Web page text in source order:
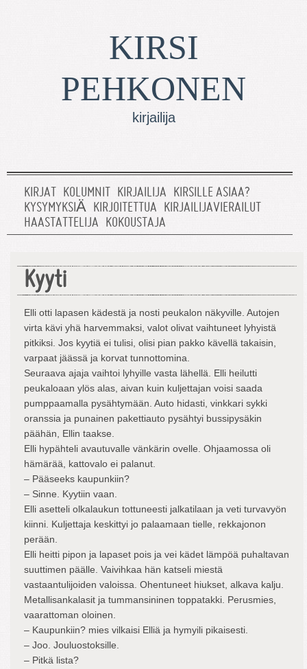
KIRSI
PEHKONEN
kirjailija
KIRJAT KOLUMNIT KIRJAILIJA KIRSILLE ASIAA?
KYSYMYKSIÄ KIRJOITETTUA KIRJAILIJAVIERAILUT
HAASTATTELIJA KOKOUSTAJA
Kyyti
Elli otti lapasen kädestä ja nosti peukalon näkyville. Autojen
virta kävi yhä harvemmaksi, valot olivat vaihtuneet lyhyistä
pitkiksi. Jos kyytiä ei tulisi, olisi pian pakko kävellä takaisin,
varpaat jäässä ja korvat tunnottomina.
Seuraava ajaja vaihtoi lyhyille vasta lähellä. Elli heilutti
peukaloaan ylös alas, aivan kuin kuljettajan voisi saada
pumppaamalla pysähtymään. Auto hidasti, vinkkari sykki
oranssia ja punainen pakettiauto pysähtyi bussipysäkin
päähän, Ellin taakse.
Elli hypähteli avautuvalle vänkärin ovelle. Ohjaamossa oli
hämärää, kattovalo ei palanut.
– Pääseeks kaupunkiin?
– Sinne. Kyytiin vaan.
Elli asetteli olkalaukun tottuneesti jalkatilaan ja veti turvavyön
kiinni. Kuljettaja keskittyi jo palaamaan tielle, rekkajonon
perään.
Elli heitti pipon ja lapaset pois ja vei kädet lämpöä puhaltavan
suuttimen päälle. Vaivihkaa hän katseli miestä
vastaantulijoiden valoissa. Ohentuneet hiukset, alkava kalju.
Metallisankalasit ja tummansininen toppatakki. Perusmies,
vaarattoman oloinen.
– Kaupunkiin? mies vilkaisi Elliä ja hymyili pikaisesti.
– Joo. Jouluostoksille.
– Pitkä lista?